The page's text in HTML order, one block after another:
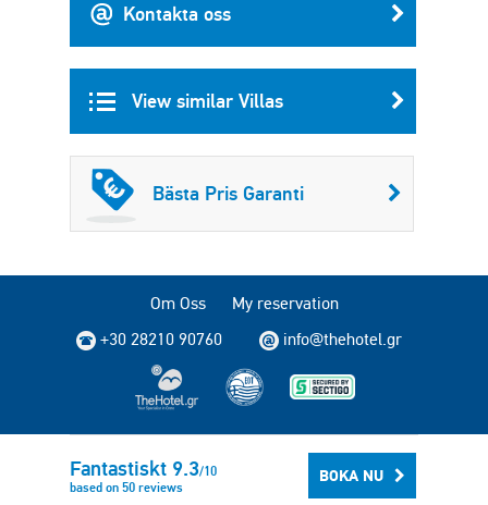
BOKA NU
Fantastiskt 9.3/10
based on 50 reviews
Kontakta oss
View similar Villas
Bästa Pris Garanti
Om Oss
My reservation
+30 28210 90760
info@thehotel.gr